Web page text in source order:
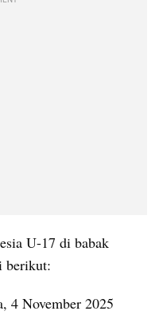
U-17 di babak
berikut:
4 November 2025